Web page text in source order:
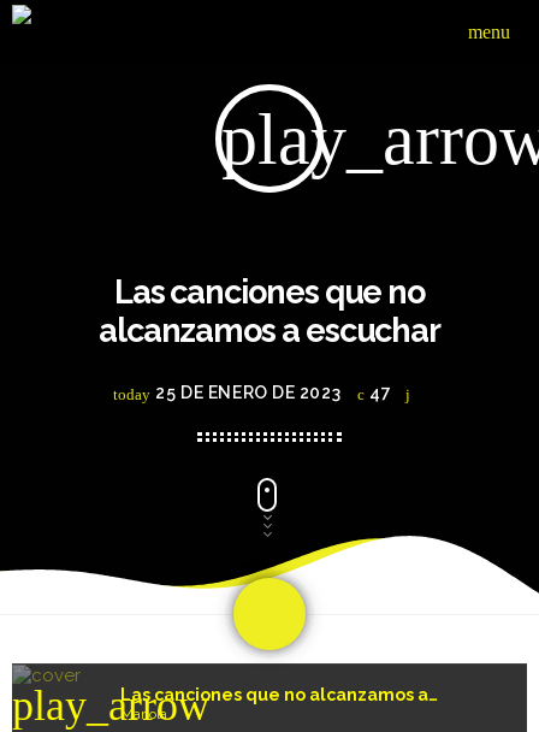
menu
Las canciones que no
alcanzamos a escuchar
today 25 DE ENERO DE 2023 47
play_arrow Las canciones que no alcanzamos a escuchar
Mariola